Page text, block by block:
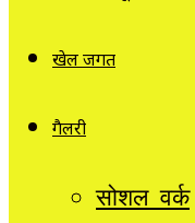
खेल जगत
गैलरी
सोशल वर्क